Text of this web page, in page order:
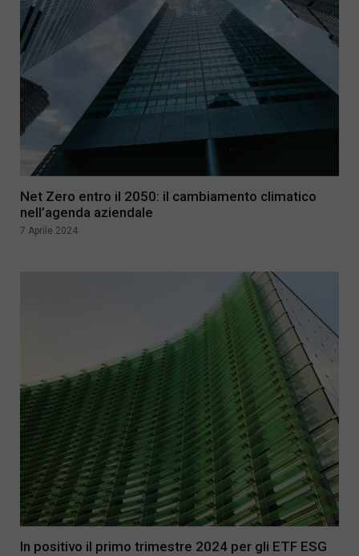
Net Zero entro il 2050: il cambiamento climatico
nell’agenda aziendale
7 Aprile 2024
In positivo il primo trimestre 2024 per gli ETF ESG